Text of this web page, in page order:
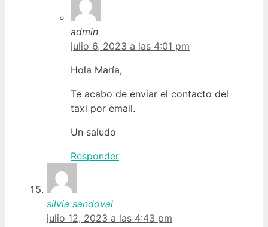
admin
julio 6, 2023 a las 4:01 pm
Hola María,
Te acabo de enviar el contacto del
taxi por email.
Un saludo
Responder
silvia sandoval
julio 12, 2023 a las 4:43 pm